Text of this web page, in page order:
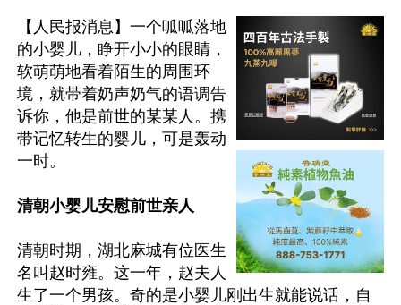
【人民报消息】一个呱呱落地
的小婴儿，睁开小小的眼睛，
软萌萌地看着陌生的周围环
境，就带着奶声奶气的语调告
诉你，他是前世的某某人。携
带记忆转生的婴儿，可是轰动
一时。
清朝小婴儿安慰前世亲人
清朝时期，湖北麻城有位医生
名叫赵时雍。这一年，赵夫人
生了一个男孩。奇的是小婴儿刚出生就能说话，自